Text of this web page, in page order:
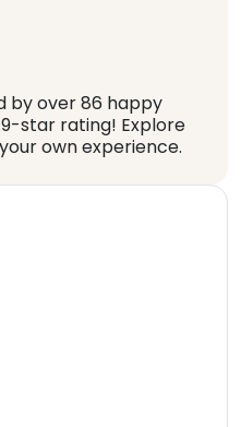
by over 86 happy
star rating! Explore
own experience.